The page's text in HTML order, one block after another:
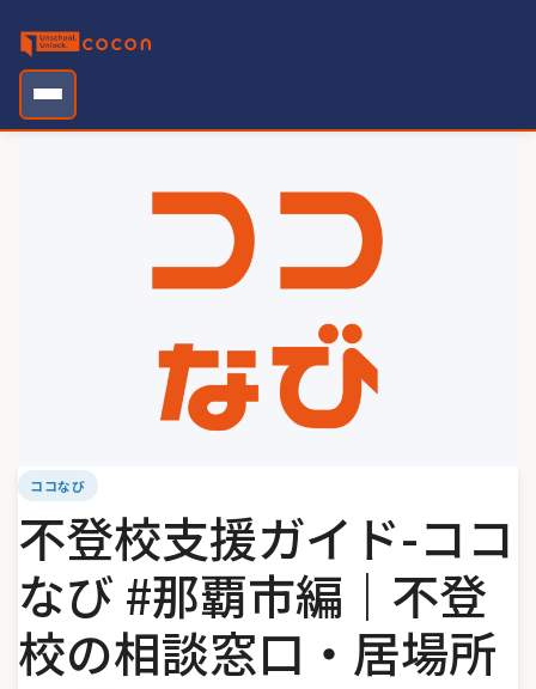
content
ココなび
不登校支援ガイド-ココ
なび #那覇市編｜不登
校の相談窓口・居場所